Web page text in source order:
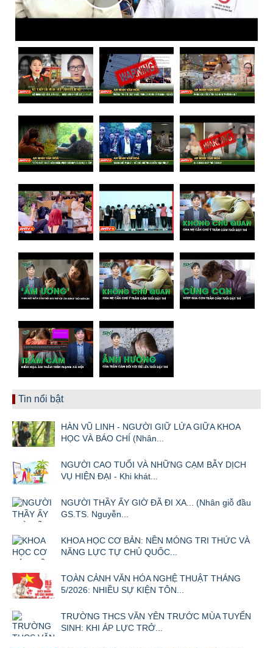
Tin nổi bật
HÀN VŨ LINH - NGƯỜI GIỮ LỬA GIỮA KHOA
HỌC VÀ BÁO CHÍ (Nhân...
NGƯỜI CAO TUỔI VÀ NHỮNG CẠM BẪY DỊCH
VỤ HIỆN ĐẠI - Khi khát...
NGƯỜI THẦY ẤY GIỜ ĐÃ ĐI XA... (Nhân giỗ đầu
GS.TS. Nguyễn...
KHOA HỌC CƠ BẢN: NỀN MÓNG TRI THỨC VÀ
NĂNG LỰC TỰ CHỦ QUỐC...
TOÀN CẢNH VĂN HÓA NGHỆ THUẬT THÁNG
5/2026: NHIỀU SỰ KIỆN TÔN...
TRƯỜNG THCS VĂN YÊN TRƯỚC MÙA TUYỂN
SINH: KHI ÁP LỰC TRỞ...